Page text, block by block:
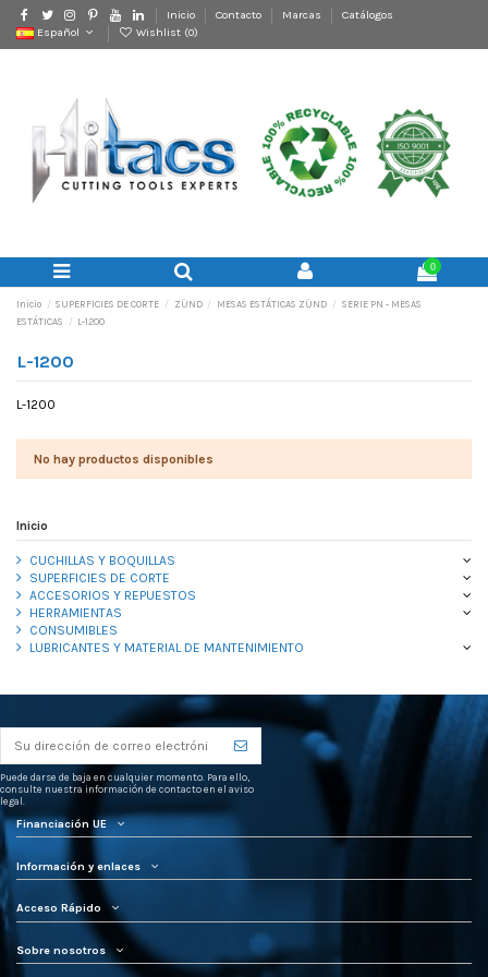
Inicio Contacto Marcas
Catálogos
Español
Wishlist (0)
0
Inicio SUPERFICIES DE CORTE ZÜND MESAS ESTÁTICAS ZÜND
SERIE PN - MESAS
ESTÁTICAS
L-1200
L-1200
L-1200
No hay productos disponibles
Inicio
CUCHILLAS Y BOQUILLAS
SUPERFICIES DE CORTE
ACCESORIOS Y REPUESTOS
HERRAMIENTAS
CONSUMIBLES
LUBRICANTES Y MATERIAL DE MANTENIMIENTO
Puede darse de baja en cualquier momento. Para ello,
consulte nuestra información de contacto en el aviso
legal.
Financiación UE
Información y enlaces
Acceso Rápido
Sobre nosotros